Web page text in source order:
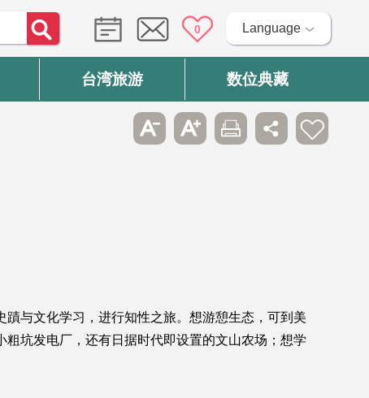
0 Language
台湾旅游 数位典藏
与文化学习，进行知性之旅。想游憩生态，可到美
坑发电厂，还有日据时代即设置的文山农场；想学